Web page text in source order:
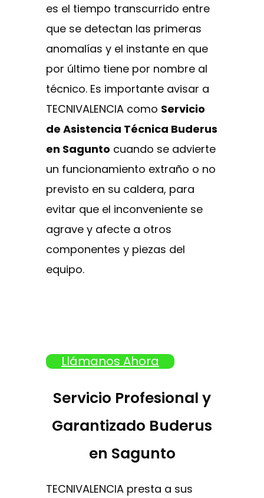
es el tiempo transcurrido entre
que se detectan las primeras
anomalías y el instante en que
por último tiene por nombre al
técnico. Es importante avisar a
TECNIVALENCIA como Servicio
de Asistencia Técnica Buderus
en Sagunto cuando se advierte
un funcionamiento extraño o no
previsto en su caldera, para
evitar que el inconveniente se
agrave y afecte a otros
componentes y piezas del
equipo.
Llámanos Ahora
Servicio Profesional y
Garantizado Buderus
en Sagunto
TECNIVALENCIA presta a sus